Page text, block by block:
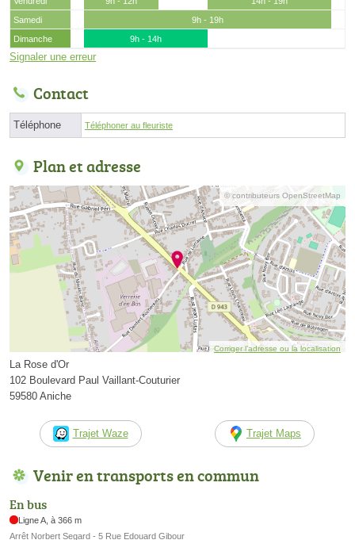
Samedi
9h - 19h
Dimanche
9h - 14h
Signaler une erreur
Contact
Téléphone Téléphoner au fleuriste
Plan et adresse
© contributeurs OpenStreetMap
Corriger l’adresse ou la localisation
La Rose d'Or
102 Boulevard Paul Vaillant-Couturier
59580 Aniche
Trajet Waze Trajet Maps
Venir en transports en commun
En bus
Ligne A, à 366 m
Arrêt Norbert Segard - 5 Rue Edouard Gibour